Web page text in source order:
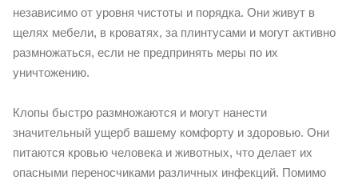
независимо от уровня чистоты и порядка. Они живут в
щелях мебели, в кроватях, за плинтусами и могут активно
размножаться, если не предпринять меры по их
уничтожению.
Клопы быстро размножаются и могут нанести
значительный ущерб вашему комфорту и здоровью. Они
питаются кровью человека и животных, что делает их
опасными переносчиками различных инфекций. Помимо